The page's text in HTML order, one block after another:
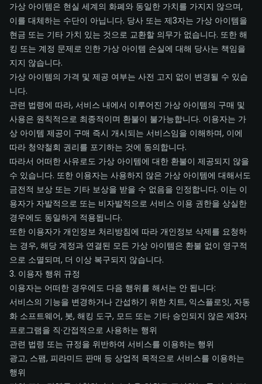
가상 아이템은 현실 세계의 화폐와 동일한 가치를 가지지 않으며,
이를 대체하는 수단이 아닙니다. 당사 또는 제3자는 가상 아이템을
현금 또는 기타 가치 있는 것으로 교환할 의무가 없습니다. 또한 해
킹 또는 계정 문제로 인한 가상 아이템 손실에 대해 당사는 책임을
지지 않습니다.
가상 아이템의 가격 및 제공 여부는 사전 고지 없이 변경될 수 있습
니다.
관련 법령에 따라, 서비스 내에서 이루어진 가상 아이템의 구매 및
사용은 원칙적으로 최종적이며 환불이 불가능합니다. 이용자는 가
상 아이템 제공이 구매 즉시 개시되는 서비스임을 이해하며, 이에
따라 청약철회 권리를 포기하는 것에 동의합니다.
따라서 어떠한 사유로도 가상 아이템에 대한 환불이 제공되지 않을
수 있습니다. 또한 이용자는 사용하지 않은 가상 아이템에 대해서도
금전적 보상 또는 기타 보상을 받을 수 없음을 인정합니다. 이는 이
용자가 자발적으로 또는 비자발적으로 서비스 이용 권한을 상실한
경우에도 동일하게 적용됩니다.
또한 이용자가 개인정보 처리방침에 따라 개인정보 삭제를 요청하
는 경우, 해당 계정과 연결된 모든 가상 아이템은 환불 없이 영구적
으로 소멸되며, 더 이상 복구되지 않습니다.
3. 이용자 행위 규정
이용자는 어떠한 경우에도 다음 행위를 해서는 안 됩니다:
서비스의 기능을 변경하거나 간섭하기 위한 치트, 익스플로잇, 자동
화 소프트웨어, 봇, 해킹 도구, 모드 또는 기타 승인되지 않은 제3자
프로그램을 직·간접적으로 사용하는 행위
관련 법령 또는 규정을 위반하여 서비스를 이용하는 행위
광고, 스팸, 피라미드 판매 등 상업적 목적으로 서비스를 이용하는
행위